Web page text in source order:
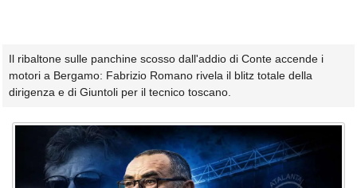
Il ribaltone sulle panchine scosso dall'addio di Conte accende i
motori a Bergamo: Fabrizio Romano rivela il blitz totale della
dirigenza e di Giuntoli per il tecnico toscano.